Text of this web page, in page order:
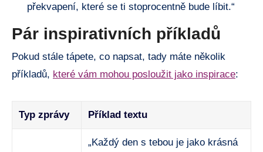
překvapení, které se ti stoprocentně bude líbit.“
Pár inspirativních příkladů
Pokud stále tápete, co napsat, tady máte několik
příkladů, které vám mohou posloužit jako inspirace:
Typ zprávy Příklad textu
„Každý den s tebou je jako krásná